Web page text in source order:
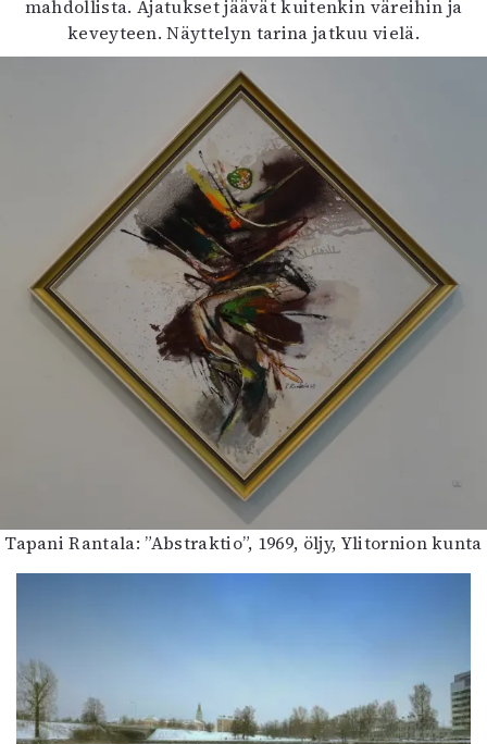
mahdollista. Ajatukset jäävät kuitenkin väreihin ja
keveyteen. Näyttelyn tarina jatkuu vielä.
Tapani Rantala: ”Abstraktio”, 1969, öljy, Ylitornion kunta